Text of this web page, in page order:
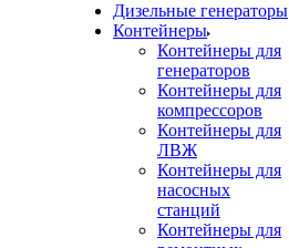
Дизельные генераторы
Контейнеры
Контейнеры для
генераторов
Контейнеры для
компрессоров
Контейнеры для
ЛВЖ
Контейнеры для
насосных
станций
Контейнеры для